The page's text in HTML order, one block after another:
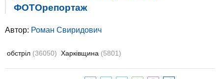
ФОТОрепортаж
Автор: Роман Свиридович
обстріл (36050) Харківщина (5801)